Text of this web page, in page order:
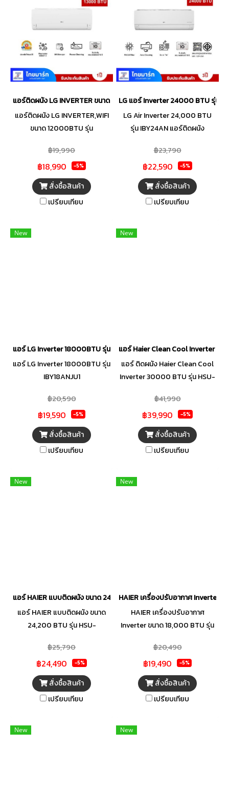
แบคทีเรีย ไวรัส และเชื้อราใน
ระดับเซลล์ ให้คุณหายใจได้อย่าง
มั่นใจ ทนทานแข็งแกร่งด้วย MAX
PCB รับแรงดันไฟกระชากได้ถึง
450V เคลือบสารป้องกันความชื้น
แมลง และไฟฟ้าลัดวงจร แผง
ระบายความร้อนแบบ MFC
(Multi-Flow Condenser) ทำจาก
คอยล์อะลูมิเนียมอัลลอยผสม
Zinc เคลือบสารป้องกันการ
กัดกร่อน ทนทาน ไม่รั่วซึม
แอร์ติดผนัง LG INVERTER ขนาด 12000BTU รุ่น ICQ13MN.JU1
แอร์ติดผนัง LG INVERTER,WIFI
ขนาด 12000BTU รุ่น
PM2.5
฿19,990
฿18,990 -5%
สั่งซื้อสินค้า
เปรียบเทียบ
LG แอร์ Inverter 24000 BTU รุ่น
LG Air Inverter 24,000 BTU
รุ่น IBY24AN แอร์ติดผนัง
PM2.5
฿23,790
฿22,590 -5%
สั่งซื้อสินค้า
เปรียบเทียบ
New
แอร์ LG Inverter 18000BTU รุ่น IBY18ANJU1
แอร์ LG Inverter 18000BTU รุ่น
IBY18ANJU1
฿20,590
฿19,590 -5%
สั่งซื้อสินค้า
เปรียบเทียบ
New
แอร์ Haier Clean Cool Inverter
แอร์ ติดผนัง Haier Clean Cool
Inverter 30000 BTU รุ่น HSU-
฿41,990
฿39,990 -5%
สั่งซื้อสินค้า
เปรียบเทียบ
New
แอร์ HAIER แบบติดผนัง ขนาด 24,200 BTU รุ่น HSU-24CQRC05
แอร์ HAIER แบบติดผนัง ขนาด
24,200 BTU รุ่น HSU-
฿25,790
฿24,490 -5%
สั่งซื้อสินค้า
เปรียบเทียบ
New
HAIER เครื่องปรับอากาศ Inverter
HAIER เครื่องปรับอากาศ
Inverter ขนาด 18,000 BTU รุ่น
฿20,490
฿19,490 -5%
สั่งซื้อสินค้า
เปรียบเทียบ
New New